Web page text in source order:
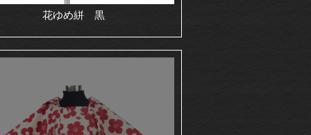
花ゆめ絣 黒